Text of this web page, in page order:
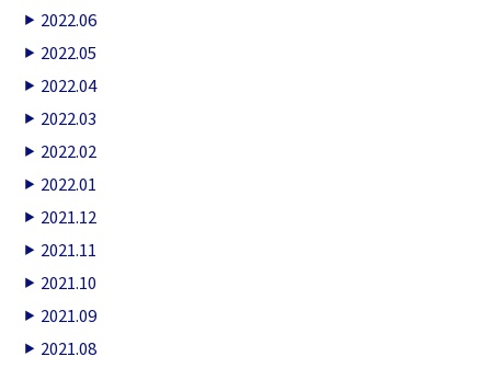
2022.06
2022.05
2022.04
2022.03
2022.02
2022.01
2021.12
2021.11
2021.10
2021.09
2021.08